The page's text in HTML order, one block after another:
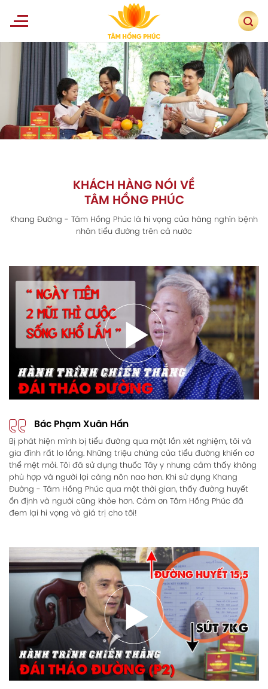
KHÁCH HÀNG NÓI VỀ
TÂM HỒNG PHÚC
Khang Đường - Tâm Hồng Phúc là hi vọng của hàng nghìn bệnh
nhân tiểu đường trên cả nước
Bác Phạm Xuân Hấn
Bị phát hiện mình bị tiểu đường qua một lần xét nghiệm, tôi và
gia đình rất lo lắng. Những triệu chứng của tiểu đường khiến cơ
thể mệt mỏi. Tôi đã sử dụng thuốc Tây y nhưng cảm thấy không
phù hợp và người lại càng nôn nao hơn. Khi sử dụng Khang
Đường - Tâm Hồng Phúc qua một thời gian, thấy đường huyết
ổn định và người cũng khỏe hơn. Cảm ơn Tâm Hồng Phúc đã
đem lại hi vọng và giá trị cho tôi!